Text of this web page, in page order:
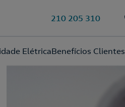
210 205 310
ElétricaBenefícios Clientes
em contacto consigo
de Eletricidade e Gás.